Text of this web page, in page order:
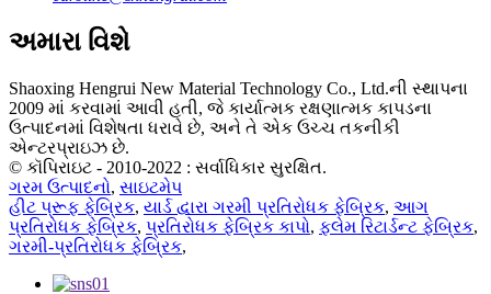
અમારા વિશે
Shaoxing Hengrui New Material Technology Co., Ltd.ની સ્થાપના
2009 માં કરવામાં આવી હતી, જે કાર્યાત્મક રક્ષણાત્મક કાપડના
ઉત્પાદનમાં વિશેષતા ધરાવે છે, અને તે એક ઉચ્ચ તકનીકી
એન્ટરપ્રાઇઝ છે.
© કૉપિરાઇટ - 2010-2022 : સર્વાધિકાર સુરક્ષિત.
ગરમ ઉત્પાદનો, સાઇટમેપ
હીટ પ્રૂફ ફેબ્રિક, યાર્ડ દ્વારા ગરમી પ્રતિરોધક ફેબ્રિક, આગ
પ્રતિરોધક ફેબ્રિક, પ્રતિરોધક ફેબ્રિક કાપો, ફ્લેમ રિટાર્ડન્ટ ફેબ્રિક,
ગરમી-પ્રતિરોધક ફેબ્રિક,